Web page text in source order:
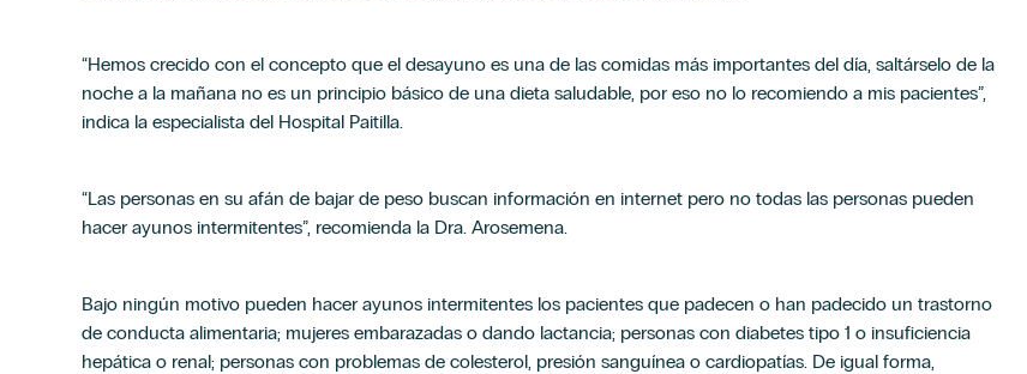
“Hemos crecido con el concepto que el desayuno es una de las comidas más importantes del día, saltárselo de la
noche a la mañana no es un principio básico de una dieta saludable, por eso no lo recomiendo a mis pacientes”,
indica la especialista del Hospital Paitilla.
“Las personas en su afán de bajar de peso buscan información en internet pero no todas las personas pueden
hacer ayunos intermitentes”, recomienda la Dra. Arosemena.
Bajo ningún motivo pueden hacer ayunos intermitentes los pacientes que padecen o han padecido un trastorno
de conducta alimentaria; mujeres embarazadas o dando lactancia; personas con diabetes tipo 1 o insuficiencia
hepática o renal; personas con problemas de colesterol, presión sanguínea o cardiopatías. De igual forma,